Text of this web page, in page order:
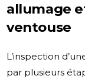
allumage
ventouse
L’inspection
par plusieurs